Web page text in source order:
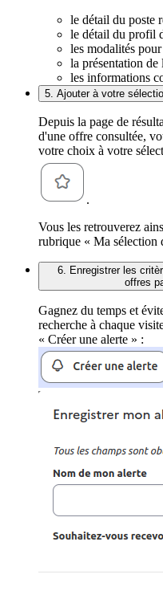
le détail du poste
le détail du profil
les modalités
la présentation de
les informations
5. Ajouter à votre
Depuis la page de
d'une offre consultée,
votre choix à votre
.
Vous les retrouverez
rubrique « Ma sélection
6. Enregistrer les
offres
Gagnez du temps et
recherche à chaque
« Créer une alerte » :